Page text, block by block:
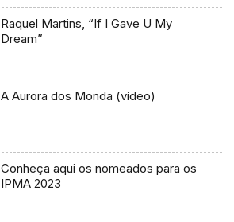
Raquel Martins, “If I Gave U My
Dream”
A Aurora dos Monda (vídeo)
Conheça aqui os nomeados para os
IPMA 2023